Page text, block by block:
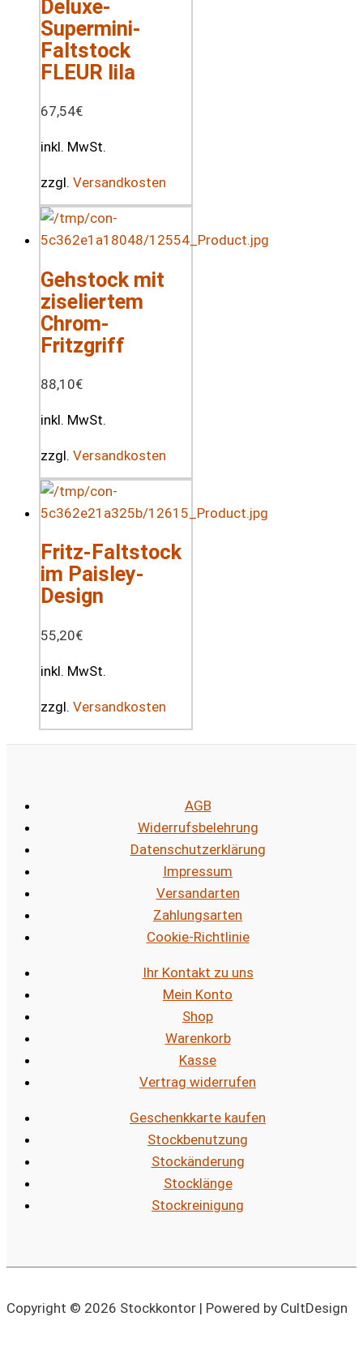
Deluxe-
Supermini-
Faltstock
FLEUR lila
67,54€
inkl. MwSt.
zzgl. Versandkosten
Gehstock mit
ziseliertem
Chrom-
Fritzgriff
88,10€
inkl. MwSt.
zzgl. Versandkosten
Fritz-Faltstock
im Paisley-
Design
55,20€
inkl. MwSt.
zzgl. Versandkosten
AGB
Widerrufsbelehrung
Datenschutzerklärung
Impressum
Versandarten
Zahlungsarten
Cookie-Richtlinie
Ihr Kontakt zu uns
Mein Konto
Shop
Warenkorb
Kasse
Vertrag widerrufen
Geschenkkarte kaufen
Stockbenutzung
Stockänderung
Stocklänge
Stockreinigung
Copyright © 2026 Stockkontor | Powered by CultDesign